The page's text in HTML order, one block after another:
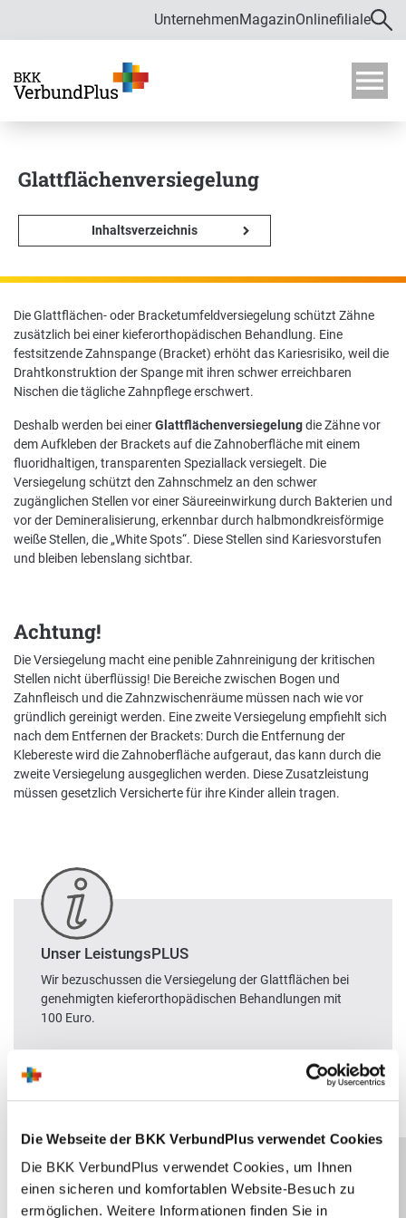
Die Webseite der BKK VerbundPlus verwendet Cookies
Die BKK VerbundPlus verwendet Cookies, um Ihnen
einen sicheren und komfortablen Website-Besuch zu
ermöglichen. Weitere Informationen finden Sie in
Unternehmen
Über uns
Bekämpfung von Fehlverhalten im
Verwaltungsrat
Karriere
Ausbildung und Duales Studium
Nachhaltigkeit bei der BKK VerbundPlus
Markenbotschafter
Presse
MagazinOnlinefiliale
o
ö
f
e
Glattflächenversiegelung
Inhaltsverzeichnis
Die Glattflächen- oder Bracketumfeldversiegelung schützt Zähne
zusätzlich bei einer kieferorthopädischen Behandlung. Eine
festsitzende Zahnspange (Bracket) erhöht das Kariesrisiko, weil die
Drahtkonstruktion der Spange mit ihren schwer erreichbaren
Nischen die tägliche Zahnpflege erschwert.
Deshalb werden bei einerGlattflächenversiegelungdie Zähne vor
dem Aufkleben der Brackets auf die Zahnoberfläche mit einem
fluoridhaltigen, transparenten Speziallack versiegelt. Die
Versiegelung schützt den Zahnschmelz an den schwer
zugänglichen Stellen vor einer Säureeinwirkung durch Bakterien und
vor der Demineralisierung, erkennbar durch halbmondkreisförmige
weiße Stellen, die „White Spots“. Diese Stellen sind Kariesvorstufen
und bleiben lebenslang sichtbar.
Achtung!
Die Versiegelung macht eine penible Zahnreinigung der kritischen
Stellen nicht überflüssig! Die Bereiche zwischen Bogen und
Zahnfleisch und die Zahnzwischenräume müssen nach wie vor
gründlich gereinigt werden. Eine zweite Versiegelung empfiehlt sich
nach dem Entfernen der Brackets: Durch die Entfernung der
Klebereste wird die Zahnoberfläche aufgeraut, das kann durch die
zweite Versiegelung ausgeglichen werden. Diese Zusatzleistung
müssen gesetzlich Versicherte für ihre Kinder allein tragen.
Unser LeistungsPLUS
Wir bezuschussen die Versiegelung der Glattflächen bei
genehmigten kieferorthopädischen Behandlungen mit
100 Euro.
Unser Markenbotschafter: Justus
Direkt zur Hauptnavigation (Enter drücken)
Direkt zur Suche (Enter drücken)
Direkt zum Hauptinhalt (Enter drücken)